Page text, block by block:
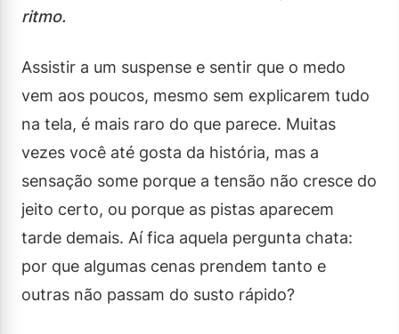
ritmo.
Assistir a um suspense e sentir que o medo
vem aos poucos, mesmo sem explicarem tudo
na tela, é mais raro do que parece. Muitas
vezes você até gosta da história, mas a
sensação some porque a tensão não cresce do
jeito certo, ou porque as pistas aparecem
tarde demais. Aí fica aquela pergunta chata:
por que algumas cenas prendem tanto e
outras não passam do susto rápido?